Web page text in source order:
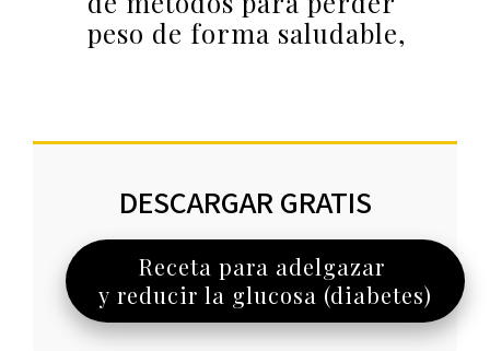
peso de forma saludable,
DESCARGAR GRATIS
Receta para adelgazar
y reducir la glucosa (diabetes)